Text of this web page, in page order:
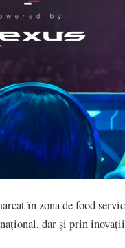
în zona de food
dar și prin